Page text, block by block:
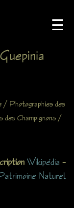
☰
/ Photographies des
des Champignons/
Wikipédia –
Naturel